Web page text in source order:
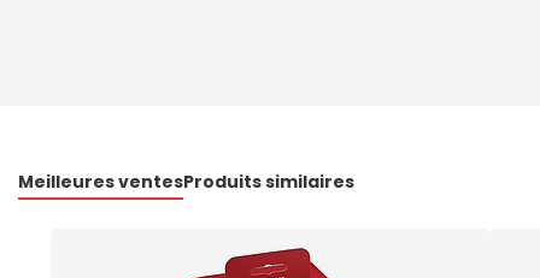
Meilleures ventesProduits similaires